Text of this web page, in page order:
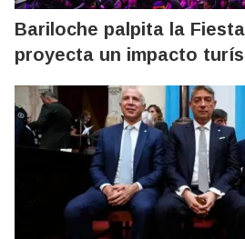
Bariloche palpita la
proyecta un impacto